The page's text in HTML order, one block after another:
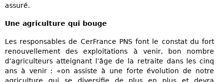
assuré.
Une agriculture qui bouge
Les responsables de CerFrance PNS font le constat du fort
renouvellement des exploitations à venir, bon nombre
d’agriculteurs atteignant l’âge de la retraite dans les cinq
ans à venir : «on assiste à une forte évolution de notre